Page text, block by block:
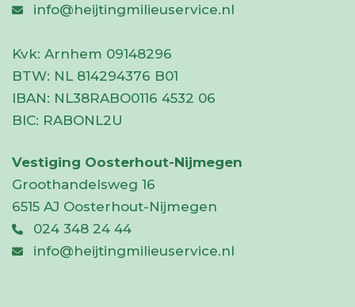
info@heijtingmilieuservice.nl
Kvk: Arnhem 09148296
BTW: NL 814294376 B01
IBAN: NL38RABO0116 4532 06
BIC: RABONL2U
Vestiging Oosterhout-Nijmegen
Groothandelsweg 16
6515 AJ Oosterhout-Nijmegen
024 348 24 44
info@heijtingmilieuservice.nl